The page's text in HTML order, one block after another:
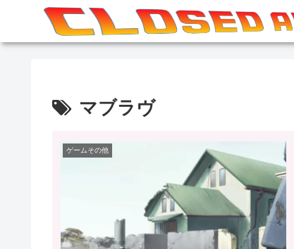
マブラヴ
ゲームその他